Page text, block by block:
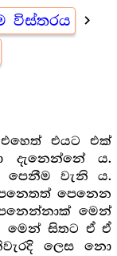
විස්තරය navigate_next
එයට එක්
දැනෙන්නේ ය.
පෙනීම වැනි ය.
පෙනෙන
මෙන්
මෙන් සිතට ඒ ඒ
ලෙස නො